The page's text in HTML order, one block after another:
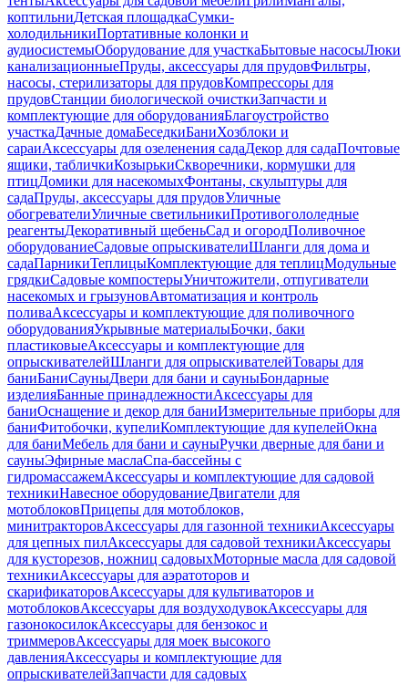
коптильниДетская площадкаСумки-
холодильникиПортативные колонки и
аудиосистемыОборудование для участкаБытовые насосыЛюки
канализационныеПруды, аксессуары для прудовФильтры,
насосы, стерилизаторы для прудовКомпрессоры для
прудовСтанции биологической очисткиЗапчасти и
комплектующие для оборудованияБлагоустройство
участкаДачные домаБеседкиБаниХозблоки и
сараиАксессуары для озеленения садаДекор для садаПочтовые
ящики, табличкиКозырькиСкворечники, кормушки для
птицДомики для насекомыхФонтаны, скульптуры для
садаПруды, аксессуары для прудовУличные
обогревателиУличные светильникиПротивогололедные
реагентыДекоративный щебеньСад и огородПоливочное
оборудованиеСадовые опрыскивателиШланги для дома и
садаПарникиТеплицыКомплектующие для теплицМодульные
грядкиСадовые компостерыУничтожители, отпугиватели
насекомых и грызуновАвтоматизация и контроль
поливаАксессуары и комплектующие для поливочного
оборудованияУкрывные материалыБочки, баки
пластиковыеАксессуары и комплектующие для
опрыскивателейШланги для опрыскивателейТовары для
баниБаниСауныДвери для бани и сауныБондарные
изделияБанные принадлежностиАксессуары для
баниОснащение и декор для баниИзмерительные приборы для
баниФитобочки, купелиКомплектующие для купелейОкна
для баниМебель для бани и сауныРучки дверные для бани и
сауныЭфирные маслаСпа-бассейны с
гидромассажемАксессуары и комплектующие для садовой
техникиНавесное оборудованиеДвигатели для
мотоблоковПрицепы для мотоблоков,
минитракторовАксессуары для газонной техникиАксессуары
для цепных пилАксессуары для садовой техникиАксессуары
для кусторезов, ножниц садовыхМоторные масла для садовой
техникиАксессуары для аэратоторов и
скарификаторовАксессуары для культиваторов и
мотоблоковАксессуары для воздуходувокАксессуары для
газонокосилокАксессуары для бензокос и
триммеровАксессуары для моек высокого
давленияАксессуары и комплектующие для
опрыскивателейЗапчасти для садовых